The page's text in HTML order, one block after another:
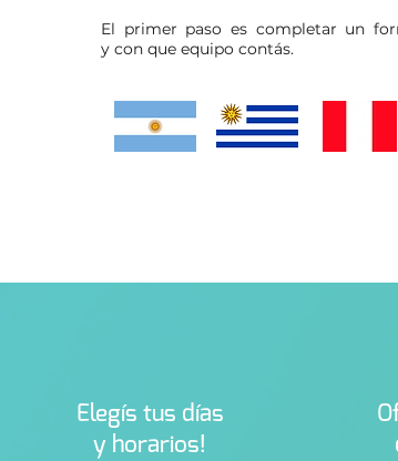
El primer paso es completar un
y con que equipo contás.
Elegís tus días
y horarios!